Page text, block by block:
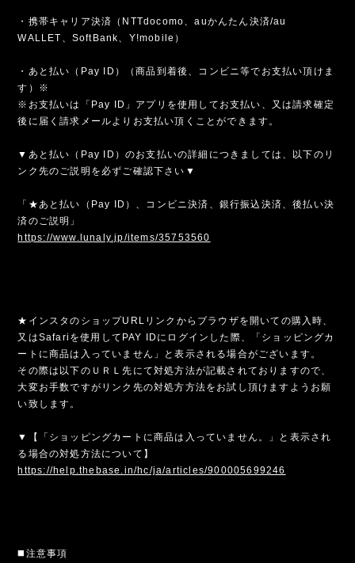
・携帯キャリア決済（NTTdocomo、auかんたん決済/au
WALLET、SoftBank、Y!mobile）
・あと払い（Pay ID）（商品到着後、コンビニ等でお支払い頂けま
す）※
※お支払いは「Pay ID」アプリを使用してお支払い、又は請求確定
後に届く請求メールよりお支払い頂くことができます。
▼あと払い（Pay ID）のお支払いの詳細につきましては、以下のリ
ンク先のご説明を必ずご確認下さい▼
「★あと払い（Pay ID）、コンビニ決済、銀行振込決済、後払い決
済のご説明」
https://www.lunaly.jp/items/35753560
★インスタのショップURLリンクからブラウザを開いての購入時、
又はSafariを使用してPAY IDにログインした際、「ショッピングカ
ートに商品は入っていません」と表示される場合がございます。
その際は以下のＵＲＬ先にて対処方法が記載されておりますので、
大変お手数ですがリンク先の対処方方法をお試し頂けますようお願
い致します。
▼【「ショッピングカートに商品は入っていません。」と表示され
る場合の対処方法について】
https://help.thebase.in/hc/ja/articles/900005699246
◼️注意事項